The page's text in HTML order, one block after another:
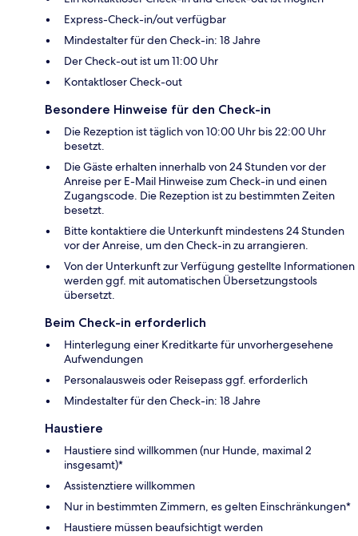
Express-Check-in/out verfügbar
Mindestalter für den Check-in: 18 Jahre
Der Check-out ist um 11:00 Uhr
Kontaktloser Check-out
Besondere Hinweise für den Check-in
Die Rezeption ist täglich von 10:00 Uhr bis 22:00 Uhr
besetzt.
Die Gäste erhalten innerhalb von 24 Stunden vor der
Anreise per E-Mail Hinweise zum Check-in und einen
Zugangscode. Die Rezeption ist zu bestimmten Zeiten
besetzt.
Bitte kontaktiere die Unterkunft mindestens 24 Stunden
vor der Anreise, um den Check-in zu arrangieren.
Von der Unterkunft zur Verfügung gestellte Informationen
werden ggf. mit automatischen Übersetzungstools
übersetzt.
Beim Check-in erforderlich
Hinterlegung einer Kreditkarte für unvorhergesehene
Aufwendungen
Personalausweis oder Reisepass ggf. erforderlich
Mindestalter für den Check-in: 18 Jahre
Haustiere
Haustiere sind willkommen (nur Hunde, maximal 2
insgesamt)*
Assistenztiere willkommen
Nur in bestimmten Zimmern, es gelten Einschränkungen*
Haustiere müssen beaufsichtigt werden